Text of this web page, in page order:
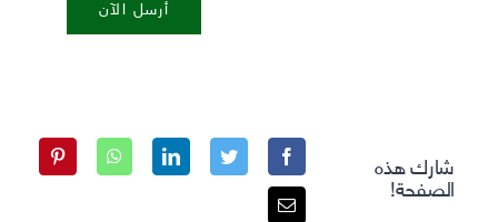
أرسل الآن
شارك هذه
الصفحة!